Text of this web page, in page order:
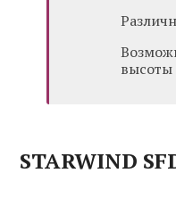
STARWIND